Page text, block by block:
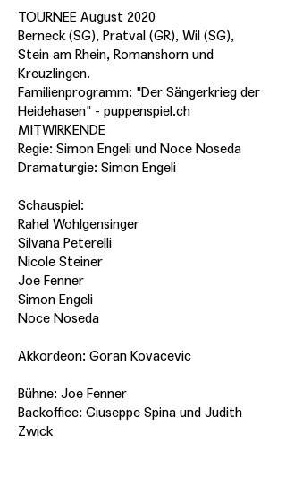
TOURNEE August 2020
Berneck (SG), Pratval (GR), Wil (SG),
Stein am Rhein, Romanshorn und
Kreuzlingen.
Familienprogramm: "Der Sängerkrieg der
Heidehasen" - puppenspiel.ch
MITWIRKENDE
Regie: Simon Engeli und Noce Noseda
Dramaturgie: Simon Engeli
Schauspiel:
Rahel Wohlgensinger
Silvana Peterelli
Nicole Steiner
Joe Fenner
Simon Engeli
Noce Noseda
Akkordeon: Goran Kovacevic
Bühne: Joe Fenner
Backoffice: Giuseppe Spina und Judith
Zwick